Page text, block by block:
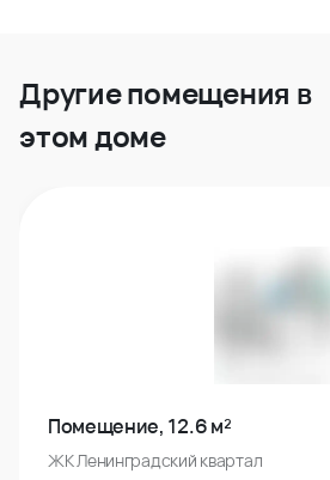
Другие помещения в
этом доме
Помещение, 12.6 м²
ЖК Ленинградский квартал